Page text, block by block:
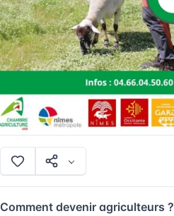
Comment devenir agriculteurs ?